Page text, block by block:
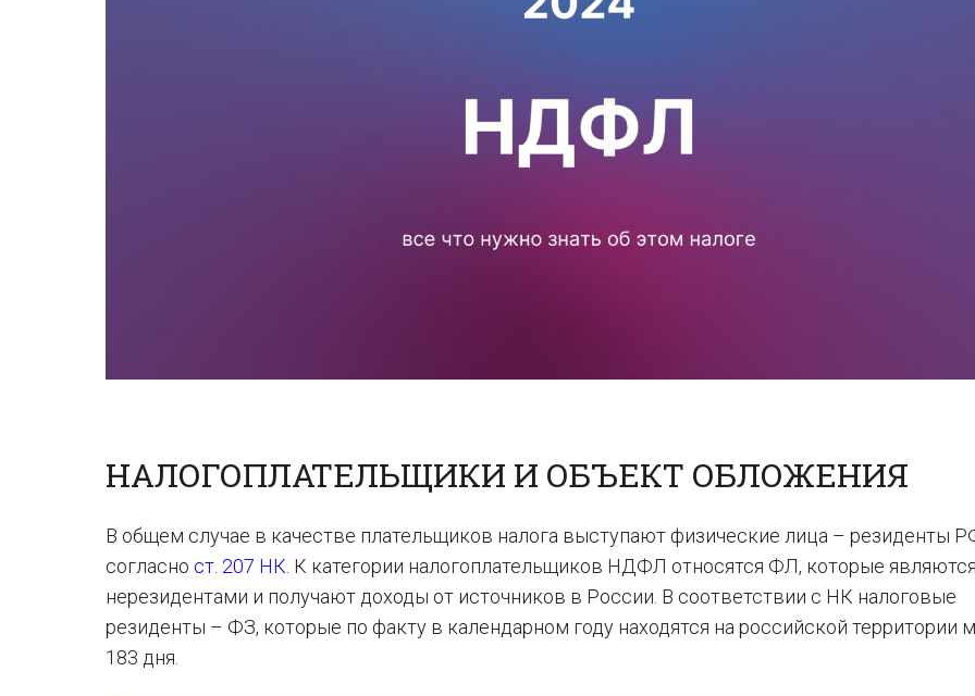
НАЛОГОПЛАТЕЛЬЩИКИ И ОБЪЕКТ ОБЛОЖЕНИЯ
В общем случае в качестве плательщиков налога выступают физические лица – резиденты
согласно ст. 207 НК. К категории налогоплательщиков НДФЛ относятся ФЛ, которые являются
нерезидентами и получают доходы от источников в России. В соответствии с НК налоговые
резиденты – ФЗ, которые по факту в календарном году находятся на российской территории
183 дня.